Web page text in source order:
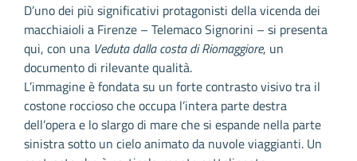
D’uno dei più significativi protagonisti della vicenda dei
macchiaioli a Firenze – Telemaco Signorini – si presenta
qui, con una Veduta dalla costa di Riomaggiore, un
documento di rilevante qualità.
L’immagine è fondata su un forte contrasto visivo tra il
costone roccioso che occupa l’intera parte destra
dell’opera e lo slargo di mare che si espande nella parte
sinistra sotto un cielo animato da nuvole viaggianti. Un